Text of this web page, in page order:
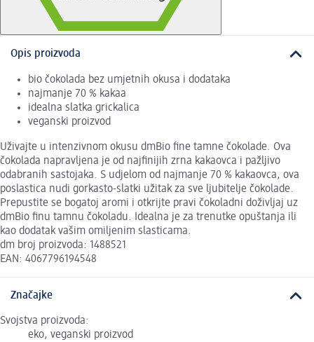
Opis proizvoda
bio čokolada bez umjetnih okusa i dodataka
najmanje 70 % kakaa
idealna slatka grickalica
veganski proizvod
Uživajte u intenzivnom okusu dmBio fine tamne čokolade. Ova
čokolada napravljena je od najfinijih zrna kakaovca i pažljivo
odabranih sastojaka. S udjelom od najmanje 70 % kakaovca, ova
poslastica nudi gorkasto-slatki užitak za sve ljubitelje čokolade.
Prepustite se bogatoj aromi i otkrijte pravi čokoladni doživljaj uz
dmBio finu tamnu čokoladu. Idealna je za trenutke opuštanja ili
kao dodatak vašim omiljenim slasticama.
dm broj proizvoda: 1488521
EAN: 4067796194548
Značajke
Svojstva proizvoda:
eko, veganski proizvod